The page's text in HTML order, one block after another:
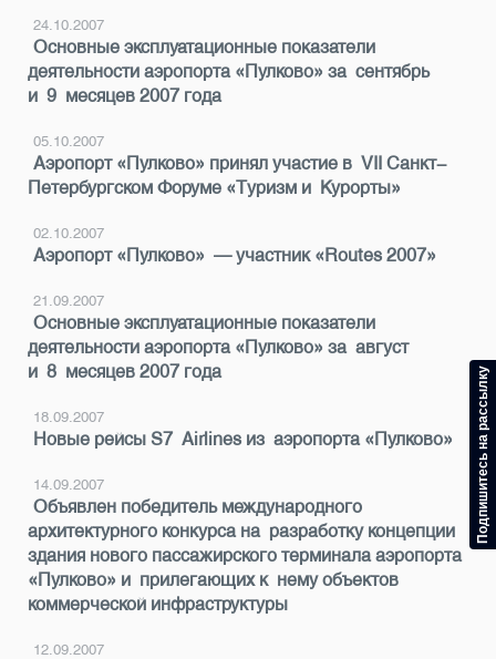
24.10.2007
Основные эксплуатационные показатели
деятельности аэропорта «Пулково» за сентябрь
и 9 месяцев 2007 года
05.10.2007
Аэропорт «Пулково» принял участие в VII Санкт-
Петербургском Форуме «Туризм и Курорты»
02.10.2007
Аэропорт «Пулково» — участник «Routes 2007»
21.09.2007
Основные эксплуатационные показатели
деятельности аэропорта «Пулково» за август
и 8 месяцев 2007 года
18.09.2007
Новые рейсы S7 Airlines из аэропорта «Пулково»
14.09.2007
Объявлен победитель международного
архитектурного конкурса на разработку концепции
здания нового пассажирского терминала аэропорта
«Пулково» и прилегающих к нему объектов
коммерческой инфраструктуры
12.09.2007
Подпишитесь на рассылку